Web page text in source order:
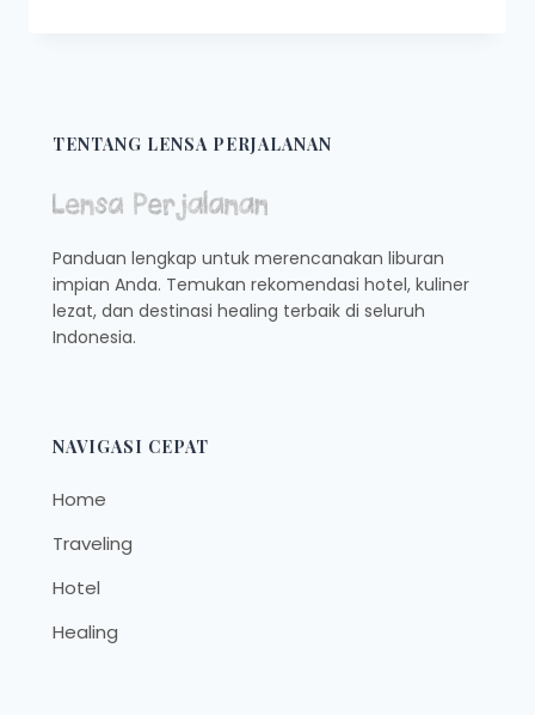
BERNUANSA
MAJAPAHIT
TENTANG LENSA PERJALANAN
Panduan lengkap untuk merencanakan liburan
impian Anda. Temukan rekomendasi hotel, kuliner
lezat, dan destinasi healing terbaik di seluruh
Indonesia.
NAVIGASI CEPAT
Home
Traveling
Hotel
Healing